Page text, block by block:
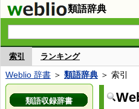
類語辞典
索引 ランキング
Weblio 辞書 ＞ 類語辞典 ＞ 索引
類語収録辞書